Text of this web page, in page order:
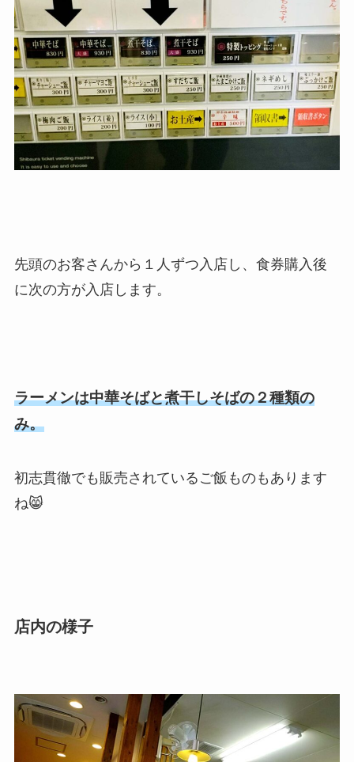
先頭のお客さんから１人ずつ入店し、食券購入後
に次の方が入店します。
ラーメンは中華そばと煮干しそばの２種類の
み。
初志貫徹でも販売されているご飯ものもあります
ね😸
店内の様子